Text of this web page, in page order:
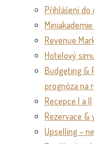
Přihlášení do
Revenue
Hotelový
Budgeting &
prognóza na
Recepce I a II
Rezervace &
Upselling –